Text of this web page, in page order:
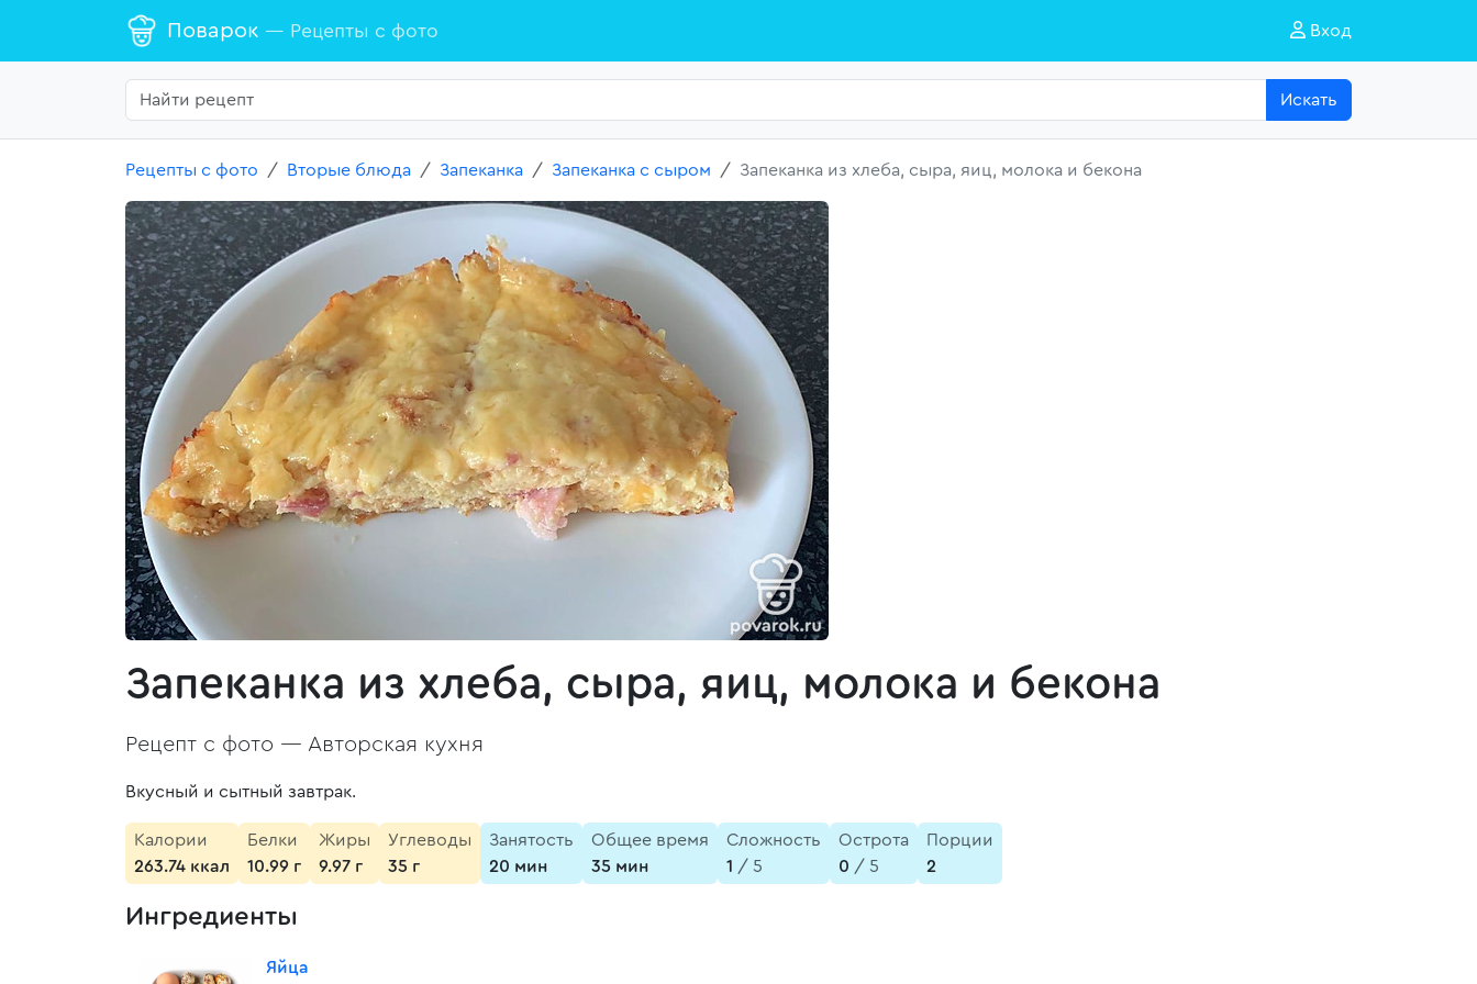
Поварок — Рецепты с фото Вход
Искать
Рецепты с фото Вторые блюда Запеканка Запеканка с сыром Запеканка из хлеба, сыра, яиц, молока и бекона
Запеканка из хлеба, сыра, яиц, молока и бекона
Рецепт с фото — Авторская кухня
Вкусный и сытный завтрак.
Калории
263.74 ккал
Белки
10.99 г
Жиры
9.97 г
Углеводы
35 г
Занятость
20 мин
Общее время
35 мин
Сложность
1 / 5
Острота
0 / 5
Порции
2
Ингредиенты
Яйца